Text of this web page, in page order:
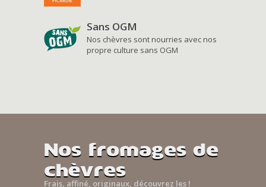
Sans OGM
Nos chèvres sont nourries avec nos
propre culture sans OGM
Nos fromages de
chèvres
Frais, affiné, originaux, découvrez les !